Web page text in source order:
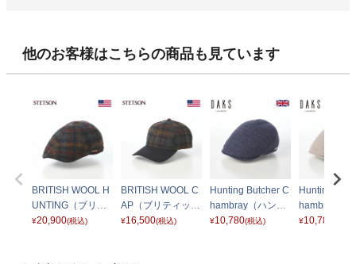
他のお客様はこちらの商品も見ています
BRITISH WOOL H
UNTING（ブリテ
ィッシュウール ハ
¥20,900(税込)
BRITISH WOOL C
AP（ブリティッシ
ュウール キャッ
¥16,500(税込)
Hunting Butcher C
hambray（ハンチ
ング ブッチャーシ
¥10,780(税込)
Hunting
hambray（
ング ブッチ
¥10,780